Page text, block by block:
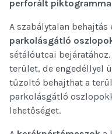
perforált
A szabálytalan behajtás
parkolásgátló
sétálóutcai
terület, de engedéllyel
tűzoltó behajthat a
parkolásgátló
lehetőséget.